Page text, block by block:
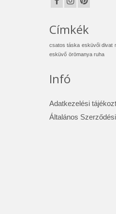
Címkék
csatos táska esküvői divat
esküvő örömanya ruha
Infó
Adatkezelési
Általános